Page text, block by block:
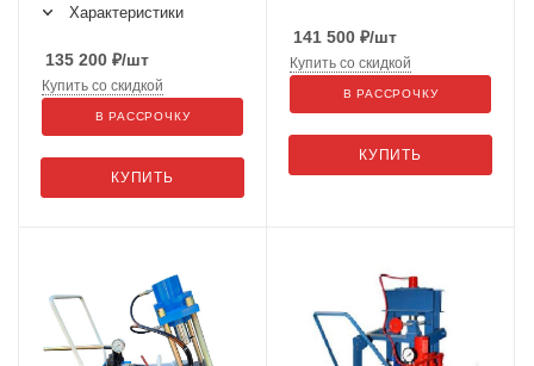
Характеристики
135 200 ₽/шт
КУПИТЬ
Купить со скидкой
В РАССРОЧКУ
141 500 ₽/шт
КУПИТЬ
Купить со скидкой
В РАССРОЧКУ